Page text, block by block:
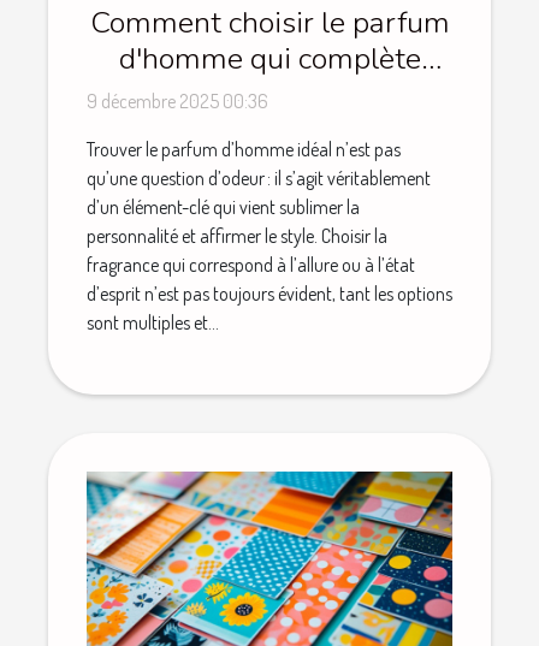
Comment choisir le parfum
d'homme qui complète
votre style ?
9 décembre 2025 00:36
Trouver le parfum d’homme idéal n’est pas
qu’une question d’odeur : il s’agit véritablement
d’un élément-clé qui vient sublimer la
personnalité et affirmer le style. Choisir la
fragrance qui correspond à l’allure ou à l’état
d’esprit n’est pas toujours évident, tant les options
sont multiples et...